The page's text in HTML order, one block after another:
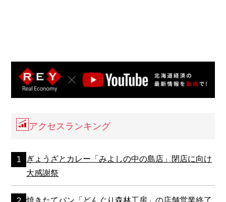
アクセスランキング
ぎょうざとカレー「みよしの中の島店」閉店に向け
大感謝祭
焼きたてパン「どんぐり森林工房」の店舗営業終了